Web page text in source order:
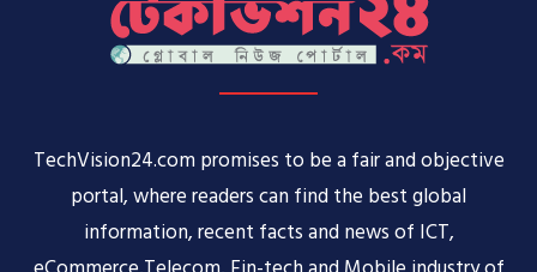
TechVision24.com promises to be a fair and objective
portal, where readers can find the best global
information, recent facts and news of ICT,